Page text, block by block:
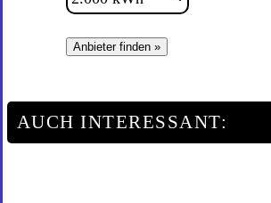
Anbieter finden »
AUCH INTERESSANT: